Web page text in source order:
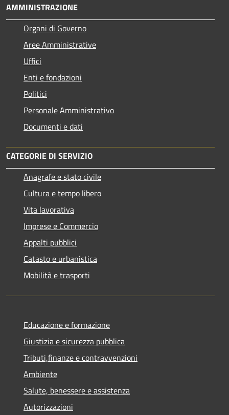
AMMINISTRAZIONE
Organi di Governo
Aree Amministrative
Uffici
Enti e fondazioni
Politici
Personale Amministrativo
Documenti e dati
CATEGORIE DI SERVIZIO
Anagrafe e stato civile
Cultura e tempo libero
Vita lavorativa
Imprese e Commercio
Appalti pubblici
Catasto e urbanistica
Mobilità e trasporti
Educazione e formazione
Giustizia e sicurezza pubblica
Tributi,finanze e contravvenzioni
Ambiente
Salute, benessere e assistenza
Autorizzazioni